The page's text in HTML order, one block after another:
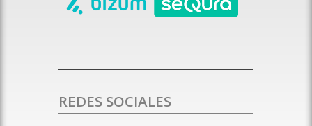
REDES SOCIALES